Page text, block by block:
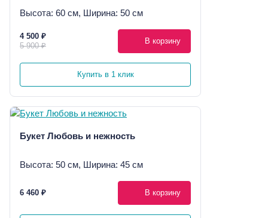
Высота: 60 см, Ширина: 50 см
4 500 ₽
5 900 ₽
В корзину
Купить в 1 клик
Букет Любовь и нежность
Высота: 50 см, Ширина: 45 см
6 460 ₽ В корзину